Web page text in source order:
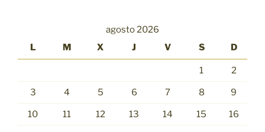
agosto 2026
L
M X J V S D
1 2
3 4 5 6 7 8 9
10 11 12 13 14 15 16